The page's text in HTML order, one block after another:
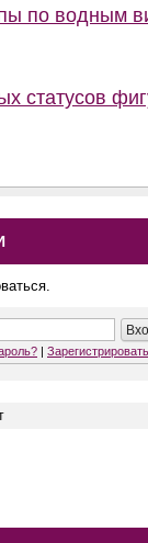
по водным
статусов
|